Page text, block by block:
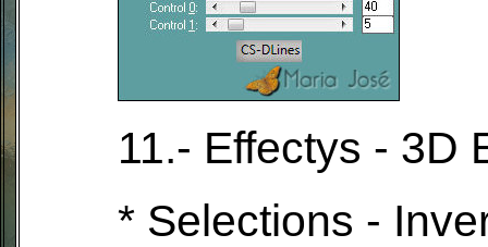
11.- Effectys - 3D
* Selections -